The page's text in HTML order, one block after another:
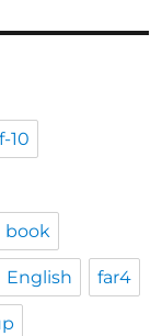
10
book
English far4